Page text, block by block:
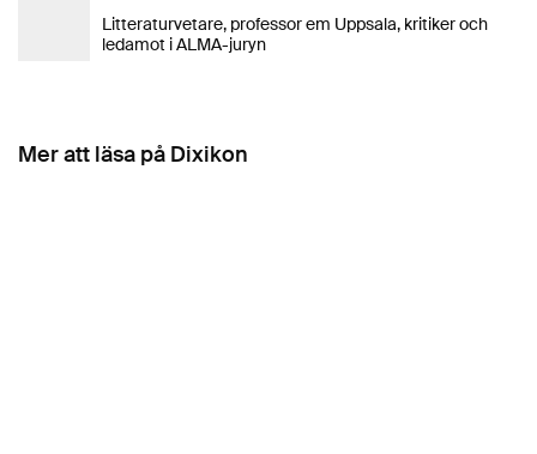
Litteraturvetare, professor em Uppsala, kritiker och
ledamot i ALMA-juryn
Mer att läsa på Dixikon